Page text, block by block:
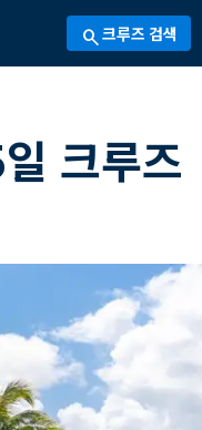
search크루즈 검색
크루즈